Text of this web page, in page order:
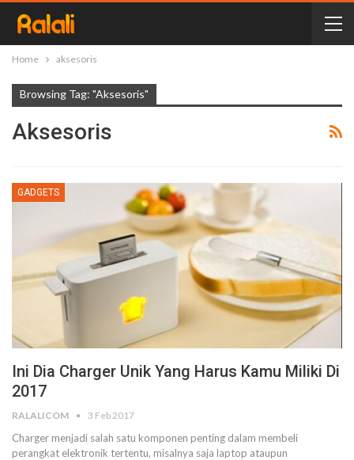
Home aksesoris
Browsing Tag: "aksesoris"
Aksesoris
GADGETS
Ini Dia Charger Unik Yang Harus Kamu Miliki Di
2017
RALALICOM 3 Feb 2017
Charger menjadi salah satu komponen penting dalam membeli
perangkat elektronik tertentu, misalnya saja laptop ataupun